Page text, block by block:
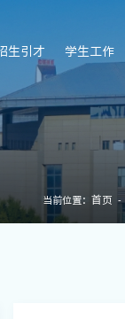
生引才 学生工作
当前位置： 首页